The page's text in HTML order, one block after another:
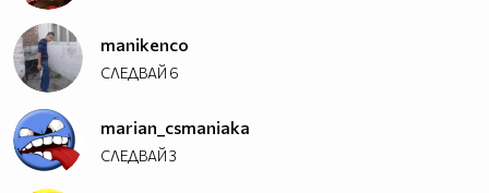
manikenco
СЛЕДВАЙ 6
marian_csmaniaka
СЛЕДВАЙ3